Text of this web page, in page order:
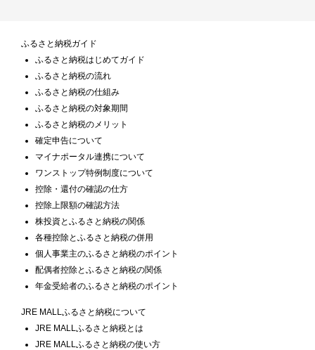
ふるさと納税ガイド
ふるさと納税はじめてガイド
ふるさと納税の流れ
ふるさと納税の仕組み
ふるさと納税の対象期間
ふるさと納税のメリット
確定申告について
マイナポータル連携について
ワンストップ特例制度について
控除・還付の確認の仕方
控除上限額の確認方法
株投資とふるさと納税の関係
各種控除とふるさと納税の併用
個人事業主のふるさと納税のポイント
配偶者控除とふるさと納税の関係
年金受給者のふるさと納税のポイント
JRE MALLふるさと納税について
JRE MALLふるさと納税とは
JRE MALLふるさと納税の使い方